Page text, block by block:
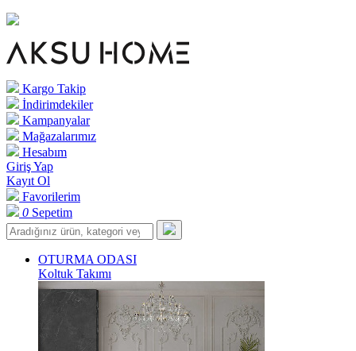
Kargo Takip
İndirimdekiler
Kampanyalar
Mağazalarımız
Hesabım
Giriş Yap
Kayıt Ol
Favorilerim
0 Sepetim
OTURMA ODASI
Koltuk Takımı